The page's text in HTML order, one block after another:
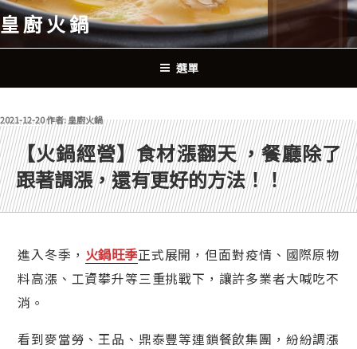
跳
至
主
內
皇廚火鍋
選單
發佈於
2021-12-20作者:皇廚火鍋
【火鍋經營】食材漲翻天 ，餐廳除了
跟著調漲，還有更好的方法！！
進入冬季， 火鍋旺季正式展開，但面對疫情、國際原物
料高漲、工資攀升等三重挑戰下，讓許多業者大喊吃不
消。
看到麥當勞、王品、鼎泰豐等連鎖餐飲集團，紛紛調漲